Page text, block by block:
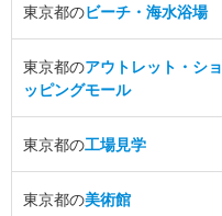
東京都のビーチ・海水浴場
東京都のアウトレット・ショ
ッピングモール
東京都の工場見学
東京都の美術館